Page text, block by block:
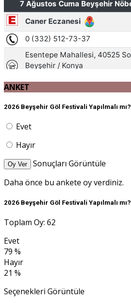
ANKET
2026 Beyşehir Göl Festivali Yapılmalı mı?
Evet
Hayır
Oy Ver
Sonuçları Görüntüle
Daha önce bu ankete oy verdiniz.
2026 Beyşehir Göl Festivali Yapılmalı mı?
Toplam Oy: 62
Evet
79 %
Hayır
21 %
Seçenekleri Görüntüle